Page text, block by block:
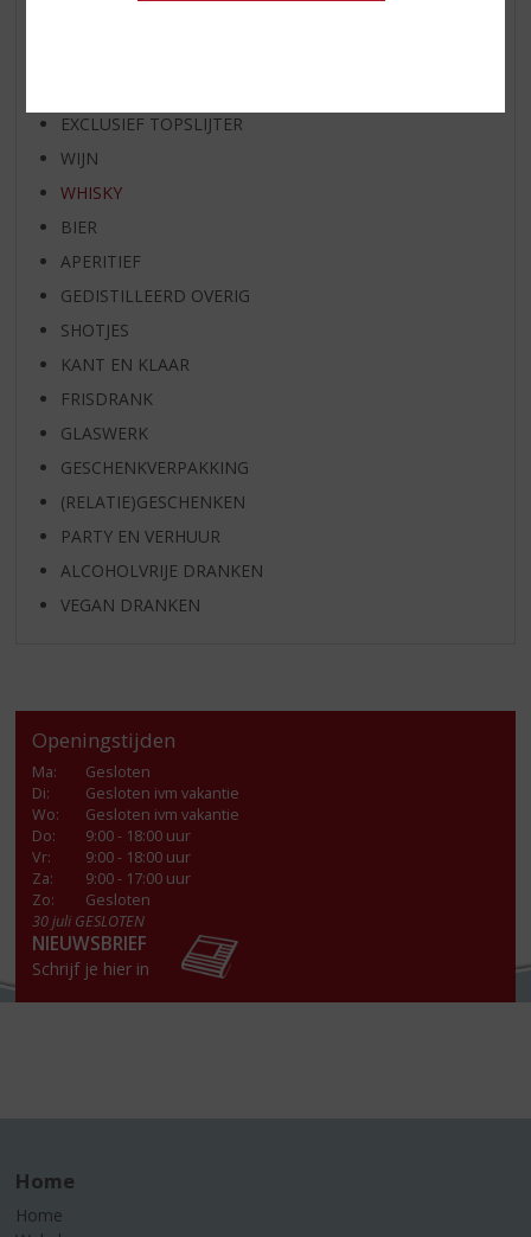
EXCLUSIEF TOPSLIJTER
WIJN
WHISKY
BIER
APERITIEF
GEDISTILLEERD OVERIG
SHOTJES
KANT EN KLAAR
FRISDRANK
GLASWERK
GESCHENKVERPAKKING
(RELATIE)GESCHENKEN
PARTY EN VERHUUR
ALCOHOLVRIJE DRANKEN
VEGAN DRANKEN
Openingstijden
Ma:
Gesloten
Di:
Gesloten ivm vakantie
Wo:
Gesloten ivm vakantie
Do:
9:00 - 18:00 uur
Vr:
9:00 - 18:00 uur
Za:
9:00 - 17:00 uur
Zo:
Gesloten
30 juli GESLOTEN
NIEUWSBRIEF
Schrijf je hier in
Home
Home